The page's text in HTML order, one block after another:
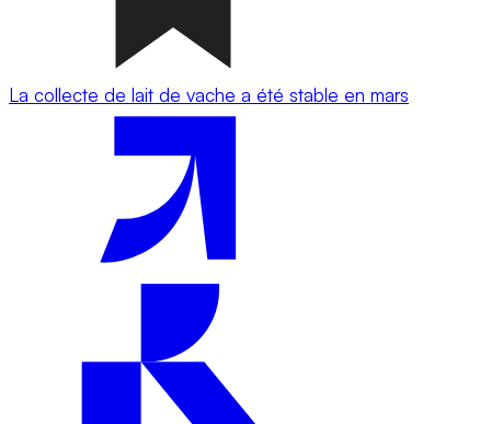
La collecte de lait de vache a été stable en mars